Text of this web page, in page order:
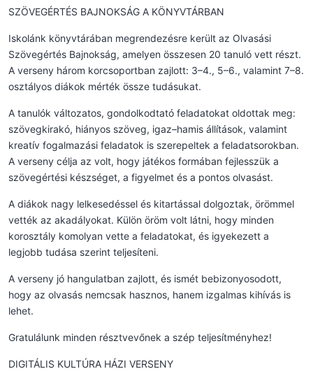
SZÖVEGÉRTÉS BAJNOKSÁG A KÖNYVTÁRBAN
Iskolánk könyvtárában megrendezésre került az Olvasási
Szövegértés Bajnokság, amelyen összesen 20 tanuló vett részt.
A verseny három korcsoportban zajlott: 3–4., 5–6., valamint 7–8.
osztályos diákok mérték össze tudásukat.
A tanulók változatos, gondolkodtató feladatokat oldottak meg:
szövegkirakó, hiányos szöveg, igaz–hamis állítások, valamint
kreatív fogalmazási feladatok is szerepeltek a feladatsorokban.
A verseny célja az volt, hogy játékos formában fejlesszük a
szövegértési készséget, a figyelmet és a pontos olvasást.
A diákok nagy lelkesedéssel és kitartással dolgoztak, örömmel
vették az akadályokat. Külön öröm volt látni, hogy minden
korosztály komolyan vette a feladatokat, és igyekezett a
legjobb tudása szerint teljesíteni.
A verseny jó hangulatban zajlott, és ismét bebizonyosodott,
hogy az olvasás nemcsak hasznos, hanem izgalmas kihívás is
lehet.
Gratulálunk minden résztvevőnek a szép teljesítményhez!
DIGITÁLIS KULTÚRA HÁZI VERSENY